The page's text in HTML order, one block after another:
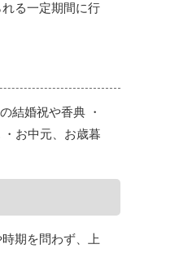
る一定期間に行
結婚祝や香典 ・
お中元、お歳暮
期を問わず、上